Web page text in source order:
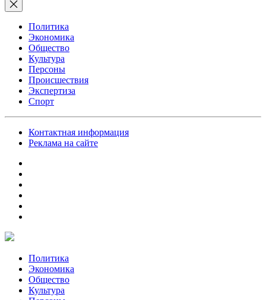
Политика
Экономика
Общество
Культура
Персоны
Происшествия
Экспертиза
Спорт
Контактная информация
Реклама на сайте
Политика
Экономика
Общество
Культура